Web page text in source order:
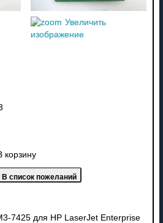
Увеличить
изображение
корзину
7425 для HP LaserJet Enterprise